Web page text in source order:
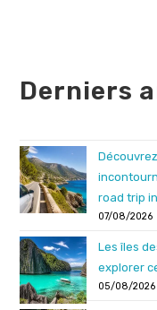
Derniers
road trip
07/08/2026
Les îles
explorer
05/08/2026